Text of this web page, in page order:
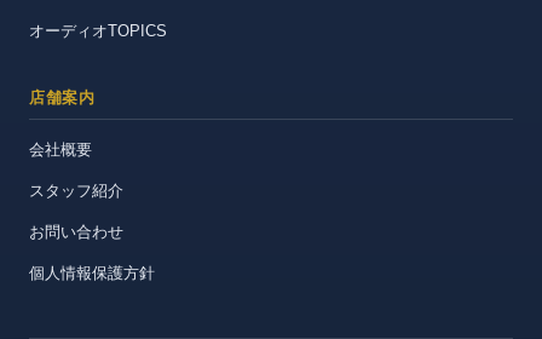
オーディオTOPICS
店舗案内
会社概要
スタッフ紹介
お問い合わせ
個人情報保護方針